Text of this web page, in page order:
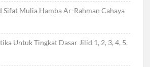
Sifat Mulia Hamba Ar-Rahman Cahaya
Untuk Tingkat Dasar Jilid 1, 2, 3, 4, 5,